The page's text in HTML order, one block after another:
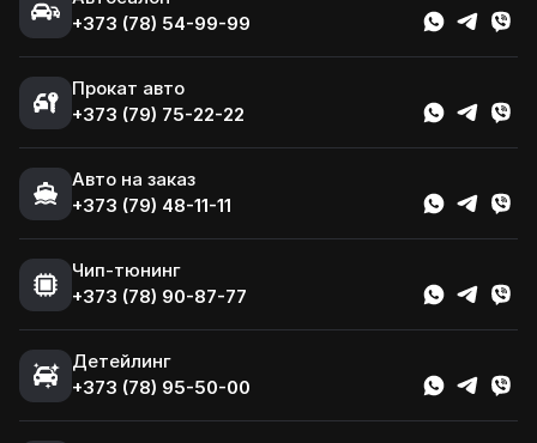
+373 (78) 54-99-99
Прокат авто
+373 (79) 75-22-22
Авто на заказ
+373 (79) 48-11-11
Чип-тюнинг
+373 (78) 90-87-77
Детейлинг
+373 (78) 95-50-00